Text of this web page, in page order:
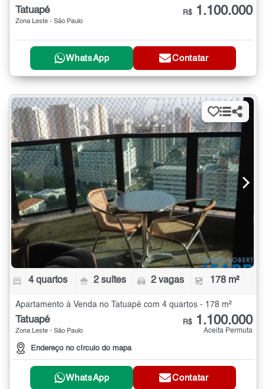
Tatuapé
Zona Leste - São Paulo
R$ 1.100.000
WhatsApp Contatar
4 quartos 2 suítes 2 vagas 178 m²
Apartamento à Venda no Tatuapé com 4 quartos - 178 m²
Tatuapé
Zona Leste - São Paulo
Endereço no círculo do mapa
R$ 1.100.000
Aceita Permuta
WhatsApp Contatar